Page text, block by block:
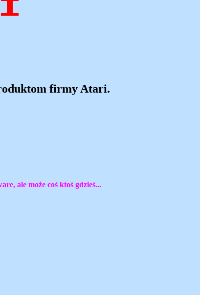
firmy Atari.
ale może coś ktoś gdzieś...